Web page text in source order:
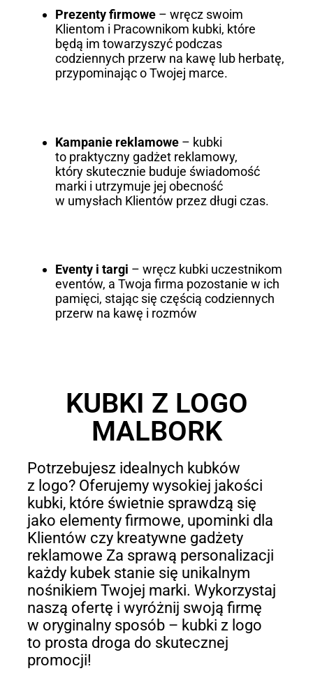
Prezenty firmowe– wręcz swoim
Klientom i Pracownikom kubki, które
będą im towarzyszyć podczas
codziennych przerw na kawę lub herbatę,
przypominając o Twojej marce.
Kampanie reklamowe– kubki
to praktyczny gadżet reklamowy,
który skutecznie buduje świadomość
marki i utrzymuje jej obecność
w umysłach Klientów przez długi czas.
Eventy i targi – wręcz kubki uczestnikom
eventów, a Twoja firma pozostanie w ich
pamięci, stając się częścią codziennych
przerw na kawę i rozmów
KUBKI Z LOGO
MALBORK
Potrzebujesz idealnych kubków
z logo? Oferujemy wysokiej jakości
kubki, które świetnie sprawdzą się
jako elementy firmowe, upominki dla
Klientów czy kreatywne gadżety
reklamowe Za sprawą personalizacji
każdy kubek stanie się unikalnym
nośnikiem Twojej marki. Wykorzystaj
naszą ofertę i wyróżnij swoją firmę
w oryginalny sposób – kubki z logo
to prosta droga do skutecznej
promocji!